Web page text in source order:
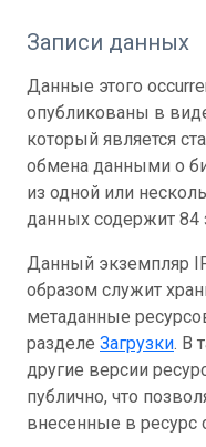
Записи данных
Данные этого
опубликованы в
который является
обмена данными о
из одной или
данных содержит 84
Данный экземпляр
образом служит
метаданные
разделе Загрузки. В
другие версии
публично, что
внесенные в ресурс